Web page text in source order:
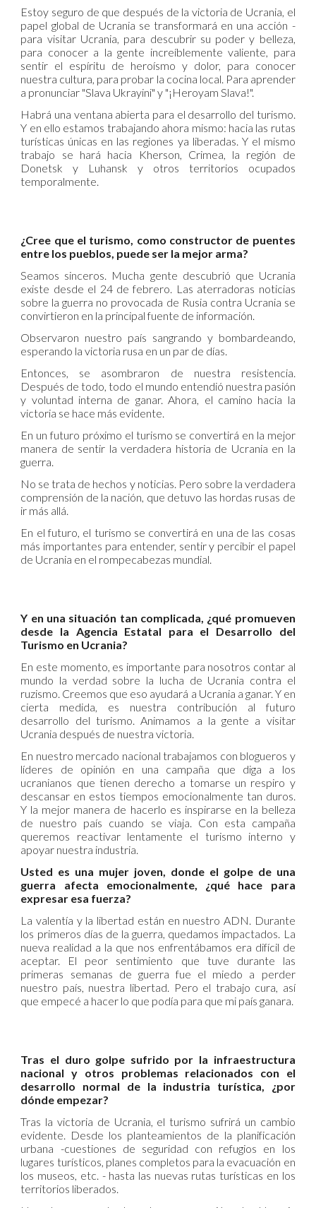
Estoy seguro de que después de la victoria de Ucrania, el
papel global de Ucrania se transformará en una acción -
para visitar Ucrania, para descubrir su poder y belleza,
para conocer a la gente increíblemente valiente, para
sentir el espíritu de heroísmo y dolor, para conocer
nuestra cultura, para probar la cocina local. Para aprender
a pronunciar "Slava Ukrayini" y "¡Heroyam Slava!".
Habrá una ventana abierta para el desarrollo del turismo.
Y en ello estamos trabajando ahora mismo: hacia las rutas
turísticas únicas en las regiones ya liberadas. Y el mismo
trabajo se hará hacia Kherson, Crimea, la región de
Donetsk y Luhansk y otros territorios ocupados
temporalmente.
¿Cree que el turismo, como constructor de puentes
entre los pueblos, puede ser la mejor arma?
Seamos sinceros. Mucha gente descubrió que Ucrania
existe desde el 24 de febrero. Las aterradoras noticias
sobre la guerra no provocada de Rusia contra Ucrania se
convirtieron en la principal fuente de información.
Observaron nuestro país sangrando y bombardeando,
esperando la victoria rusa en un par de días.
Entonces, se asombraron de nuestra resistencia.
Después de todo, todo el mundo entendió nuestra pasión
y voluntad interna de ganar. Ahora, el camino hacia la
victoria se hace más evidente.
En un futuro próximo el turismo se convertirá en la mejor
manera de sentir la verdadera historia de Ucrania en la
guerra.
No se trata de hechos y noticias. Pero sobre la verdadera
comprensión de la nación, que detuvo las hordas rusas de
ir más allá.
En el futuro, el turismo se convertirá en una de las cosas
más importantes para entender, sentir y percibir el papel
de Ucrania en el rompecabezas mundial.
Y en una situación tan complicada, ¿qué promueven
desde la Agencia Estatal para el Desarrollo del
Turismo en Ucrania?
En este momento, es importante para nosotros contar al
mundo la verdad sobre la lucha de Ucrania contra el
ruzismo. Creemos que eso ayudará a Ucrania a ganar. Y en
cierta medida, es nuestra contribución al futuro
desarrollo del turismo. Animamos a la gente a visitar
Ucrania después de nuestra victoria.
En nuestro mercado nacional trabajamos con blogueros y
líderes de opinión en una campaña que diga a los
ucranianos que tienen derecho a tomarse un respiro y
descansar en estos tiempos emocionalmente tan duros.
Y la mejor manera de hacerlo es inspirarse en la belleza
de nuestro país cuando se viaja. Con esta campaña
queremos reactivar lentamente el turismo interno y
apoyar nuestra industria.
Usted es una mujer joven, donde el golpe de una
guerra afecta emocionalmente, ¿qué hace para
expresar esa fuerza?
La valentía y la libertad están en nuestro ADN. Durante
los primeros días de la guerra, quedamos impactados. La
nueva realidad a la que nos enfrentábamos era difícil de
aceptar. El peor sentimiento que tuve durante las
primeras semanas de guerra fue el miedo a perder
nuestro país, nuestra libertad. Pero el trabajo cura, así
que empecé a hacer lo que podía para que mi país ganara.
Tras el duro golpe sufrido por la infraestructura
nacional y otros problemas relacionados con el
desarrollo normal de la industria turística, ¿por
dónde empezar?
Tras la victoria de Ucrania, el turismo sufrirá un cambio
evidente. Desde los planteamientos de la planificación
urbana -cuestiones de seguridad con refugios en los
lugares turísticos, planes completos para la evacuación en
los museos, etc. - hasta las nuevas rutas turísticas en los
territorios liberados.